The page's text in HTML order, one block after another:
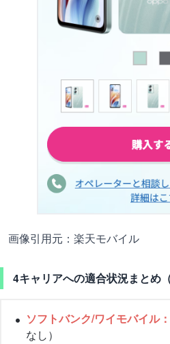
画像引用元：楽天モバイル
4キャリアへの適合状況まとめ
ソフトバンク/ワイモバイル：
なし）